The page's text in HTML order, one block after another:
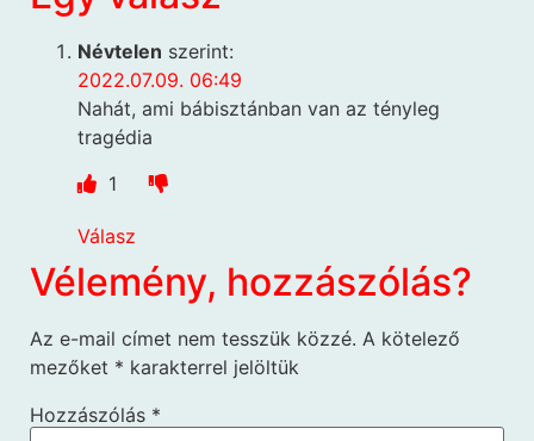
Névtelen szerint:
2022.07.09. 06:49
Nahát, ami bábisztánban van az tényleg
tragédia
1
Válasz
Vélemény, hozzászólás?
Az e-mail címet nem tesszük közzé. A kötelező
mezőket * karakterrel jelöltük
Hozzászólás *